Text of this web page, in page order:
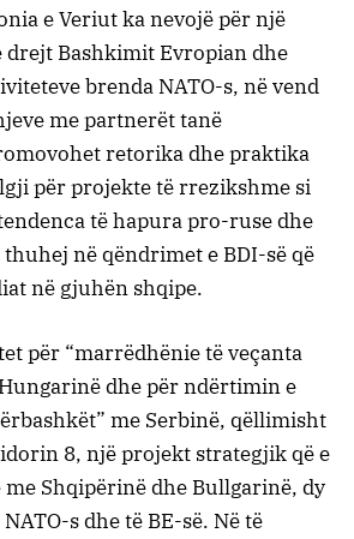
e Veriut ka nevojë për një
Bashkimit Evropian dhe
brenda NATO-s, në vend
me partnerët tanë
retorika dhe praktika
për projekte të rrezikshme si
tendenca të hapura pro-ruse dhe
në qëndrimet e BDI-së që
në gjuhën shqipe.
për “marrëdhënie të veçanta
dhe për ndërtimin e
me Serbinë, qëllimisht
8, një projekt strategjik që e
Shqipërinë dhe Bullgarinë, dy
s dhe të BE-së. Në të